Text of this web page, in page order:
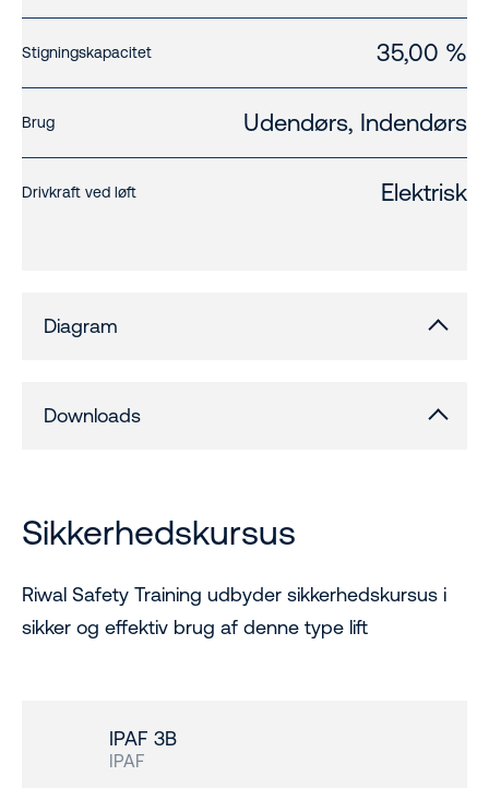
Stigningskapacitet 35,00 %
Brug Udendørs, Indendørs
Drivkraft ved løft Elektrisk
Diagram
Downloads
Sikkerhedskursus
Riwal Safety Training udbyder sikkerhedskursus i
sikker og effektiv brug af denne type lift
IPAF 3B
IPAF